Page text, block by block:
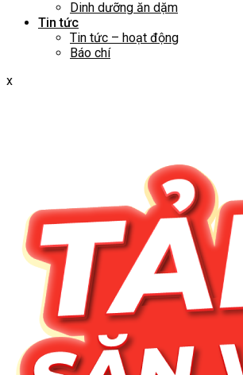
Dinh dưỡng ăn dặm
Tin tức
Tin tức – hoạt động
Báo chí
x